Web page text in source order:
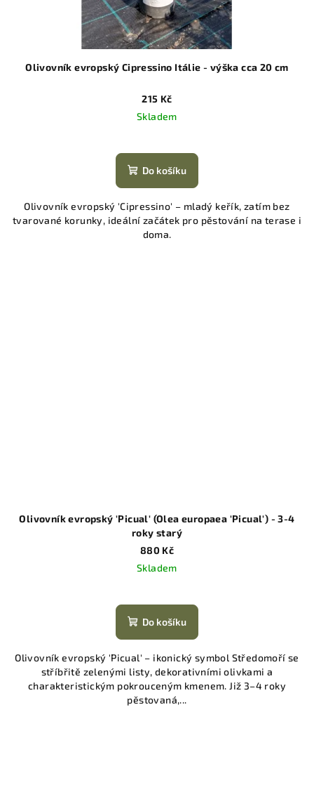
Olivovník evropský Cipressino Itálie - výška cca 20 cm
215 Kč
Skladem
Do košíku
Olivovník evropský 'Cipressino' – mladý keřík, zatím bez
tvarované korunky, ideální začátek pro pěstování na terase i
doma.
Olivovník evropský 'Picual' (Olea europaea 'Picual') - 3-4
roky starý
880 Kč
Skladem
Do košíku
Olivovník evropský 'Picual' – ikonický symbol Středomoří se
stříbřitě zelenými listy, dekorativními olivkami a
charakteristickým pokrouceným kmenem. Již 3–4 roky
pěstovaná,...